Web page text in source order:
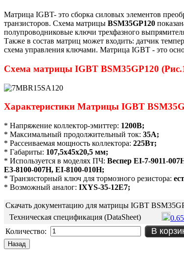
Матрица IGBT- это сборка силовых элементов
транзисторов. Схема матрицы BSM35GP120
полупроводниковые ключи трехфазного
Также в состав матриц может входить: датчик
схема управления ключами. Матрица IGBT - это
Схема матрицы IGBT BSM35GP120
Характеристики Матрицы IGBT
* Напряжение коллектор-эмиттер: 1200В;
* Максимальный продолжительный ток: 35А;
* Рассеиваемая мощность коллектора: 225Вт;
* Габариты: 107,5х45х20,5 мм;
* Используется в моделях ПЧ: Веспер EI-7-9011-
E3-8100-007H, EI-8100-010H;
* Транзисторный ключ для тормозного резистора:
* Возможный аналог: IXYS-35-12E7;
Скачать документацию для матрицы IGBT
Техническая спецификация (DataSheet)
Количество: В